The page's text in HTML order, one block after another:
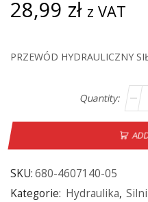
28,99 zł z VAT
PRZEWÓD HYDRAULICZNY
SKU:680-4607140-05
Kategorie: Hydraulika,